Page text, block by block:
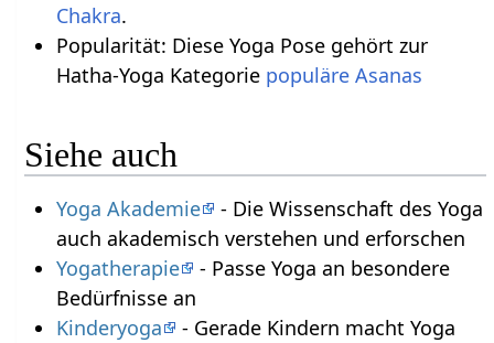
Chakra.
Popularität: Diese Yoga Pose gehört zur
Hatha-Yoga Kategorie populäre Asanas
Siehe auch
Yoga Akademie
- Die Wissenschaft des Yoga
auch akademisch verstehen und erforschen
Yogatherapie
- Passe Yoga an besondere
Bedürfnisse an
Kinderyoga
- Gerade Kindern macht Yoga